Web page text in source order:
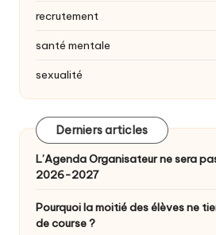
recrutement
santé mentale
sexualité
Derniers articles
L’Agenda Organisateur ne sera
2026-2027
Pourquoi la moitié des élèves ne
de course ?